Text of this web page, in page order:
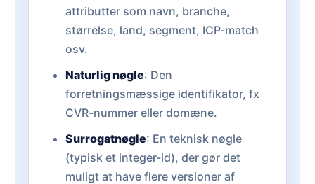
attributter som navn, branche,
størrelse, land, segment, ICP-match
osv.
Naturlig nøgle: Den
forretningsmæssige identifikator, fx
CVR-nummer eller domæne.
Surrogatnøgle: En teknisk nøgle
(typisk et integer-id), der gør det
muligt at have flere versioner af